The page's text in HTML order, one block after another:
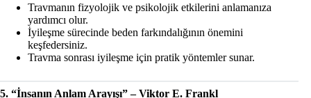
Travmanın fizyolojik ve psikolojik etkilerini anlamanıza
yardımcı olur.
İyileşme sürecinde beden farkındalığının önemini
keşfedersiniz.
Travma sonrası iyileşme için pratik yöntemler sunar.
5. “İnsanın Anlam Arayışı” – Viktor E. Frankl